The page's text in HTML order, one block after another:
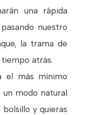
una rápida
nuestro
la trama de
atrás.
el más mínimo
modo natural
y quieras